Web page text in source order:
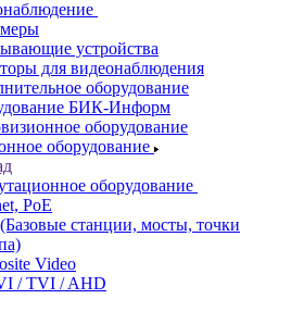
устройства
для видеонаблюдения
оборудование
БИК-Информ
оборудование
оборудование
оборудование
PoE
станции, мосты, точки
Video
/ TVI / AHD